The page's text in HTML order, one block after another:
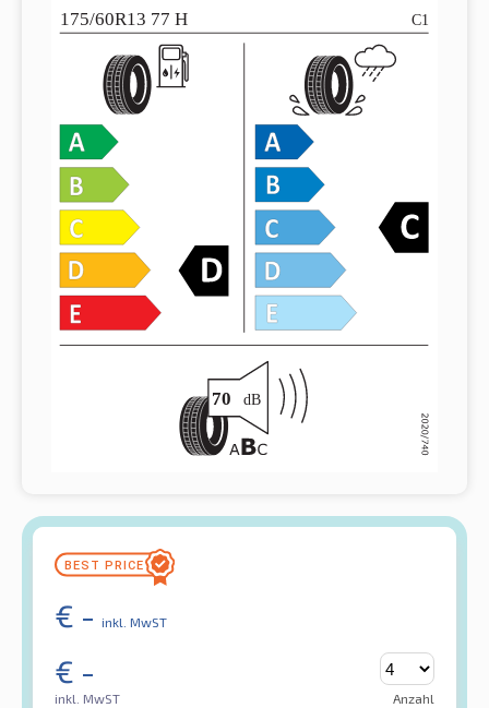
€ - inkl. MwST
€ -
inkl. MwST Anzahl